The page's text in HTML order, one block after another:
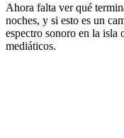
Ahora falta ver qué
noches, y si esto es un
espectro sonoro en la isla
mediáticos.